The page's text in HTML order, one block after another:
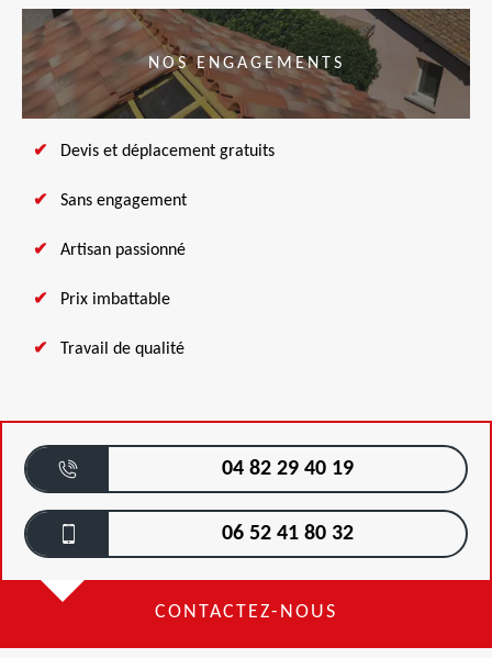
NOS ENGAGEMENTS
Devis et déplacement gratuits
Sans engagement
Artisan passionné
Prix imbattable
Travail de qualité
04 82 29 40 19
06 52 41 80 32
CONTACTEZ-NOUS